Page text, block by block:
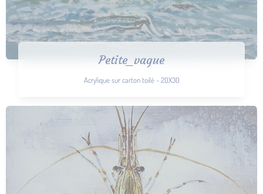
Petite_vague
Acrylique sur carton toilé - 20X30